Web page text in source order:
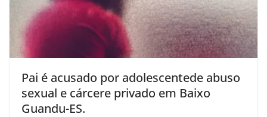
Pai é acusado por adolescentede abuso
sexual e cárcere privado em Baixo
Guandu-ES.